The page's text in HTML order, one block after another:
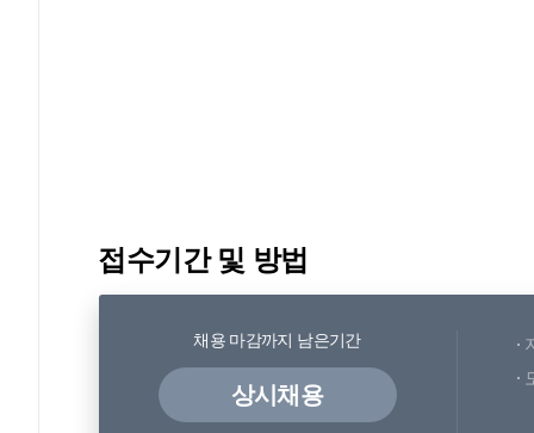
접수기간 및 방법
채용 마감까지 남은기간
상시채용